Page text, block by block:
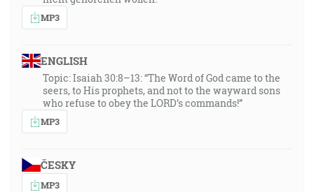
MP3
ENGLISH
Topic: Isaiah 30:8–13: “The Word of God came to the
seers, to His prophets, and not to the wayward sons
who refuse to obey the LORD’s commands!”
MP3
ČESKY
MP3